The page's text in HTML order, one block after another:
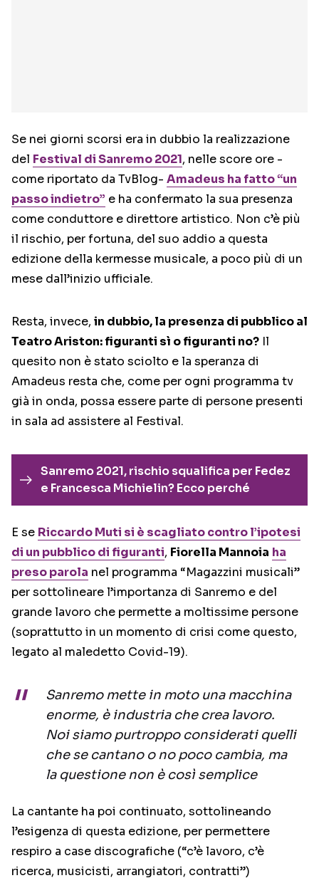
Se nei giorni scorsi era in dubbio la realizzazione
del Festival di Sanremo 2021, nelle score ore -
come riportato da TvBlog- Amadeus ha fatto “un
passo indietro” e ha confermato la sua presenza
come conduttore e direttore artistico. Non c’è più
il rischio, per fortuna, del suo addio a questa
edizione della kermesse musicale, a poco più di un
mese dall’inizio ufficiale.
Resta, invece, in dubbio, la presenza di pubblico al
Teatro Ariston: figuranti sì o figuranti no? Il
quesito non è stato sciolto e la speranza di
Amadeus resta che, come per ogni programma tv
già in onda, possa essere parte di persone presenti
in sala ad assistere al Festival.
Sanremo 2021, rischio squalifica per Fedez
e Francesca Michielin? Ecco perché
E se Riccardo Muti si è scagliato contro l’ipotesi
di un pubblico di figuranti, Fiorella Mannoia ha
preso parola nel programma “Magazzini musicali”
per sottolineare l’importanza di Sanremo e del
grande lavoro che permette a moltissime persone
(soprattutto in un momento di crisi come questo,
legato al maledetto Covid-19).
Sanremo mette in moto una macchina
enorme, è industria che crea lavoro.
Noi siamo purtroppo considerati quelli
che se cantano o no poco cambia, ma
la questione non è così semplice
La cantante ha poi continuato, sottolineando
l’esigenza di questa edizione, per permettere
respiro a case discografiche (“c’è lavoro, c’è
ricerca, musicisti, arrangiatori, contratti”)